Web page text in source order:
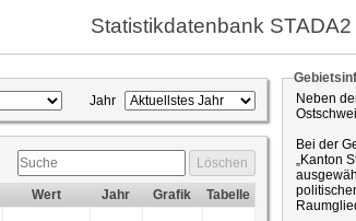
Statistikdatenbank STADA2
Jahr
Löschen
Wert Jahr Grafik
Tabelle
Neben
Bei der
„Kanton